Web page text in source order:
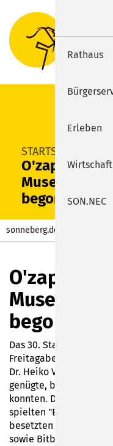
STARTSEITE
O'zapft:
Museumsfest
begonnen
sonneberg.de
O'zapft:
begonnen
Das 30. Stadt- und
Freitagabend mit
Dr. Heiko Voigt
genügte, bevor die
konnten. Die Neuhaus-
spielten "Ein Prosit
besetzten Bierbänken
sowie Bitburg-Prüm
Rathaus
Erleben
Wirtschaft
SON.NEC